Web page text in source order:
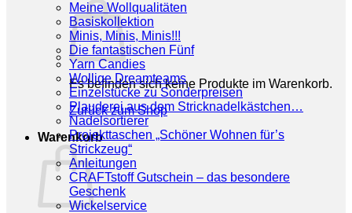
Es befinden sich keine Produkte im Warenkorb.
Zurück zum Shop
Warenkorb
Meine Wollqualitäten
Basiskollektion
Minis, Minis, Minis!!!
Die fantastischen Fünf
Yarn Candies
Wollige Dreamteams
Einzelstücke zu Sonderpreisen
Plauderei aus dem Stricknadelkästchen…
Nadelsortierer
Projekttaschen „Schöner Wohnen für’s
Strickzeug“
Anleitungen
CRAFTstoff Gutschein – das besondere
Geschenk
Wickelservice